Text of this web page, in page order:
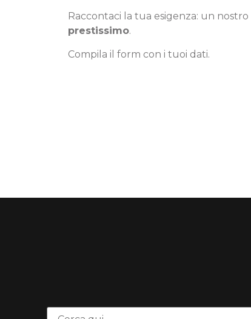
Raccontaci la tua esigenza: un nostro
prestissimo.
Compila il form con i tuoi dati.